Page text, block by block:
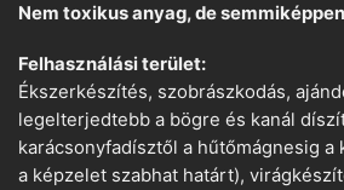
Nem toxikus anyag, de
Felhasználási terület:
Ékszerkészítés, szobrászkodás,
legelterjedtebb a bögre és kanál
karácsonyfadísztől a hűtőmágnesig a
a képzelet szabhat határt),